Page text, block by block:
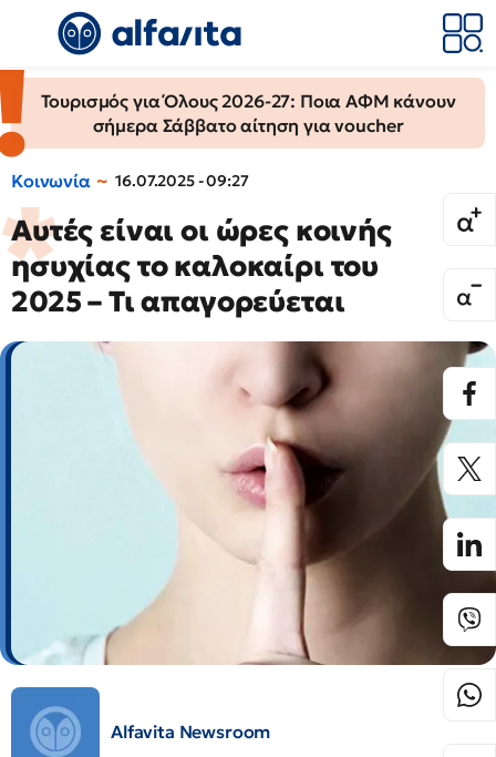
Τουρισμός για Όλους 2026-27: Ποια ΑΦΜ κάνουν
σήμερα Σάββατο αίτηση για voucher
Κοινωνία 16.07.2025 - 09:27
Αυτές είναι οι ώρες κοινής
ησυχίας το καλοκαίρι του
2025 – Τι απαγορεύεται
Alfavita Newsroom